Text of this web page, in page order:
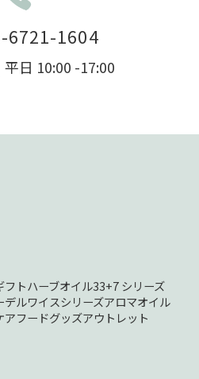
6721-1604
日 10:00 -17:00
フトハーブオイル33+7 シリーズ
デルワイスシリーズアロマオイル
アフードグッズアウトレット